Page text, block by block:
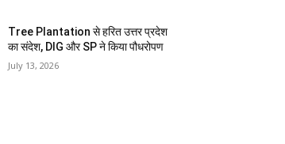
Tree Plantation से हरित उत्तर प्रदेश
का संदेश, DIG और SP ने किया पौधरोपण
July 13, 2026